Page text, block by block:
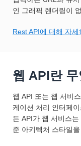
인 그래픽 렌더링이
Rest API에 대해 자세
웹 API란
웹 API 또는 웹 서비
케이션 처리 인터페
든 API가 웹 서비스
준 아키텍처 스타일